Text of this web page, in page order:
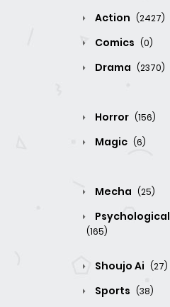
Action (2427)
Comics (0)
Drama (2370)
Horror (156)
Magic (6)
Mecha (25)
Psychological
(165)
Shoujo Ai (27)
Sports (38)